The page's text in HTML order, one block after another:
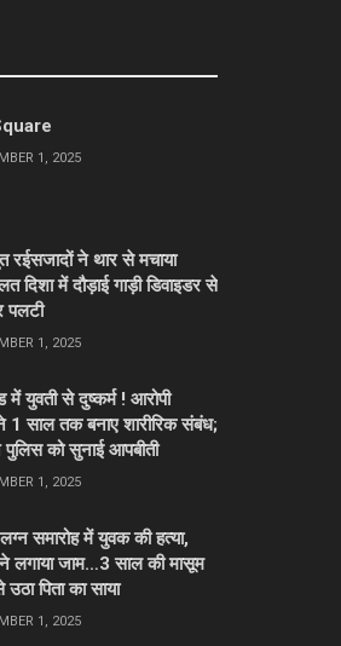
1, 2025
ने थार से मचाया
दिशा में दौड़ाई गाड़ी डिवाइडर से
पलटी
1, 2025
में युवती से दुष्कर्म ! आरोपी
1 साल तक बनाए शारीरिक संबंध;
पुलिस को सुनाई आपबीती
1, 2025
समारोह में युवक की हत्या,
लगाया जाम…3 साल की मासूम
पिता का साया
1, 2025